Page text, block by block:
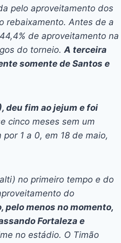
pelo aproveitamento dos
rebaixamento. Antes de a
de aproveitamento na
do torneio.A terceira
somente de Santos e
deu fim ao jejum e foi
cinco meses sem um
1 a 0, em 18 de maio,
no primeiro tempo e do
do
pelo menos no momento,
Fortaleza e
no estádio. O Timão